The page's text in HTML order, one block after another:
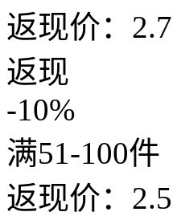
返现价： 2.7
返现
-10%
满51-100件
返现价： 2.5